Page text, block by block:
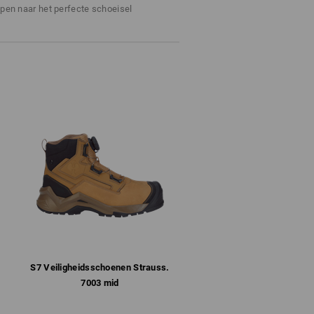
gesloten schoenriemconstructie
functionele sokken. Katoenen sokken
daarentegen voeren het vocht van de
in de volgende stap door het ademende
de schoen getransporteerd. Het
daarom alleen met ademende sokken.
naar het perfecte schoeisel
S7 Veiligheids­schoenen Strauss.​
7003 mid